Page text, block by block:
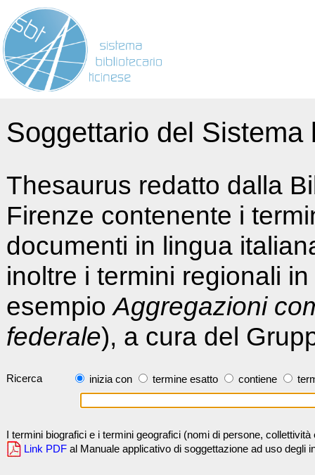
Soggettario del
Thesaurus redatto dalla
Firenze contenente i
documenti in lingua
inoltre i termini regionali
esempioAggregazioni
federale), a cura del
Ricerca inizia con termine esatto contiene
I termini biografici e i termini geografici (nomi di persone,
Link PDF al Manuale applicativo di soggettazione ad uso degli